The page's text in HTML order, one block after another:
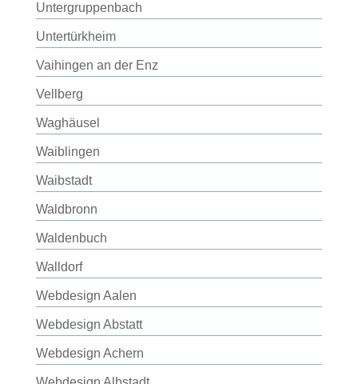
Untergruppenbach
Untertürkheim
Vaihingen an der Enz
Vellberg
Waghäusel
Waiblingen
Waibstadt
Waldbronn
Waldenbuch
Walldorf
Webdesign Aalen
Webdesign Abstatt
Webdesign Achern